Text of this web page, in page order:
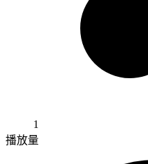
1
播放量